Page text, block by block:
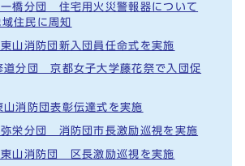
橋分団 住宅用火災警報器について
住民に周知
消防団新入団員任命式を実施
分団 京都女子大学藤花祭で入団促
消防団表彰伝達式を実施
栄分団 消防団市長激励巡視を実施
山消防団 区長激励巡視を実施